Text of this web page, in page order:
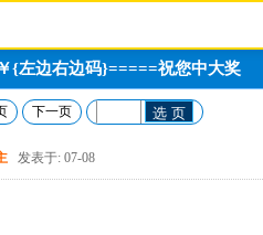
左边右边码}=====祝您中大奖
下一页 选 页
发表于: 07-08